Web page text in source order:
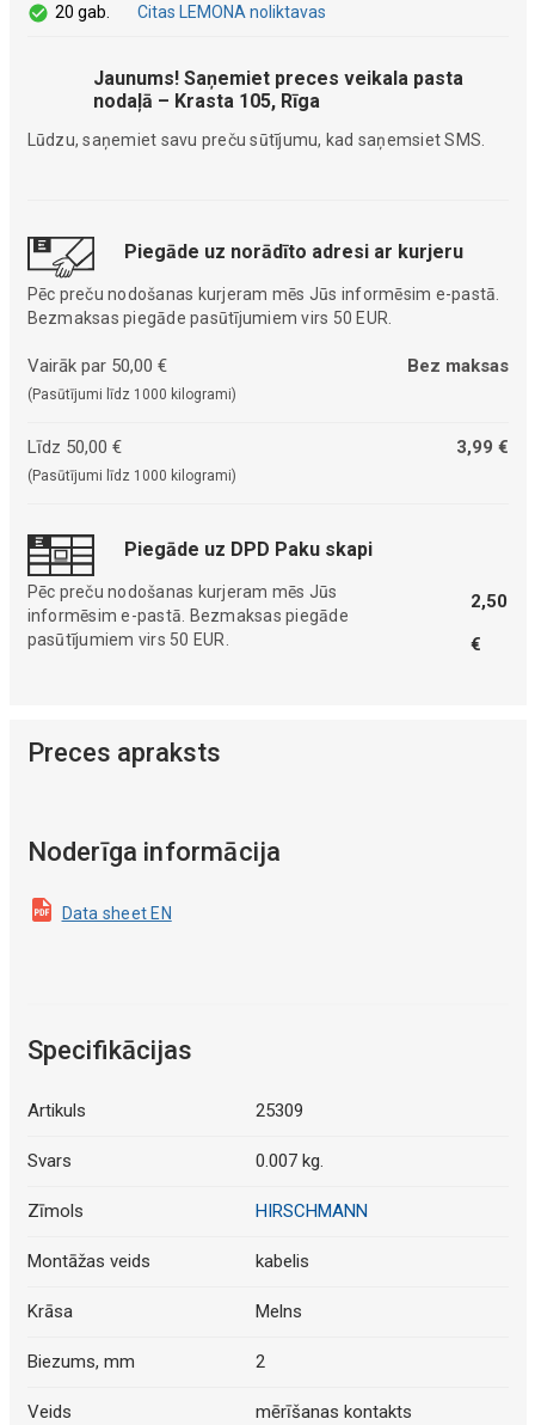
20 gab.
Citas LEMONA noliktavas
Jaunums! Saņemiet preces veikala pasta
nodaļā – Krasta 105, Rīga
Lūdzu, saņemiet savu preču sūtījumu, kad saņemsiet SMS.
Piegāde uz norādīto adresi ar kurjeru
Pēc preču nodošanas kurjeram mēs Jūs informēsim e-pastā.
Bezmaksas piegāde pasūtījumiem virs 50 EUR.
Vairāk par 50,00 €
(Pasūtījumi līdz 1000 kilogrami)
Bez maksas
Līdz 50,00 €
(Pasūtījumi līdz 1000 kilogrami)
3,99 €
Piegāde uz DPD Paku skapi
Pēc preču nodošanas kurjeram mēs Jūs
informēsim e-pastā. Bezmaksas piegāde
pasūtījumiem virs 50 EUR.
2,50
€
Preces apraksts
Noderīga informācija
Data sheet EN
Specifikācijas
Artikuls 25309
Svars 0.007 kg.
Zīmols HIRSCHMANN
Montāžas veids kabelis
Krāsa Melns
Biezums, mm 2
Veids mērīšanas kontakts